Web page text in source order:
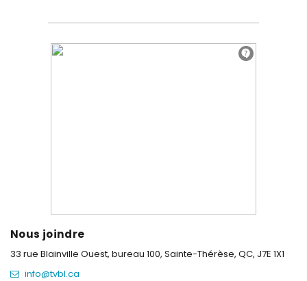
Nous joindre
33 rue Blainville Ouest, bureau 100, Sainte-Thérèse, QC, J7E 1X1
info@tvbl.ca